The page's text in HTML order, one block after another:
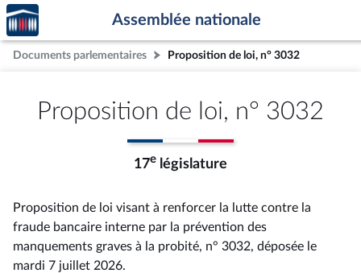
Aller au contenu
Aller en bas de la page
Accèder
à la
page
d'accueil
Assemblée nationale
Documents parlementaires Proposition de loi, n° 3032
Proposition de loi, n° 3032
17e législature
Proposition de loi visant à renforcer la lutte contre la
fraude bancaire interne par la prévention des
manquements graves à la probité, n° 3032, déposée le
mardi 7 juillet 2026.